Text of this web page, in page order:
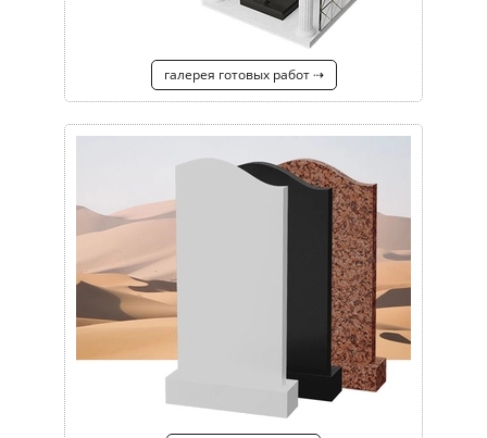
галерея готовых работ ⇢